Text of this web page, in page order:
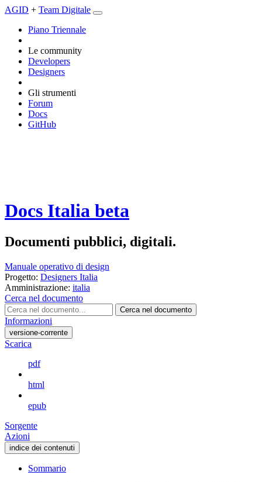
AGID + Team Digitale
Piano Triennale
Le community
Developers
Designers
Gli strumenti
Forum
Docs
GitHub
Docs Italia beta
Documenti pubblici, digitali.
Manuale operativo di design
Progetto: Designers Italia
Amministrazione: italia
Cerca nel documento
Cerca nel documento
Informazioni
versione-corrente
Scarica
pdf
html
epub
Sorgente
Azioni
indice dei contenuti
Sommario